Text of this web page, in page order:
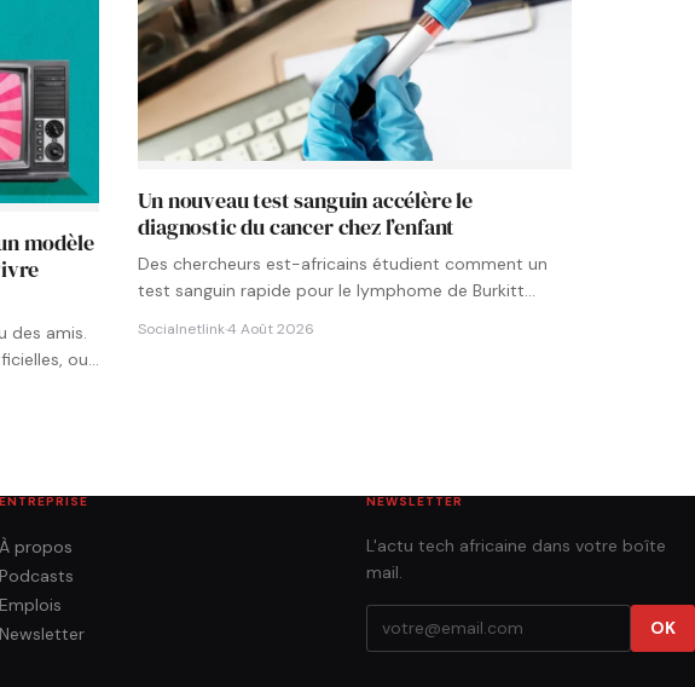
modèle
des amis.
ou…
Un nouveau test sanguin accélère le
diagnostic du cancer chez l’enfant
Des chercheurs est-africains étudient comment un
test sanguin rapide pour le lymphome de Burkitt
Socialnetlink·4 Août 2026
ENTREPRISE
À propos
Podcasts
Emplois
Newsletter
NEWSLETTER
L'actu tech africaine dans votre boîte
mail.
OK